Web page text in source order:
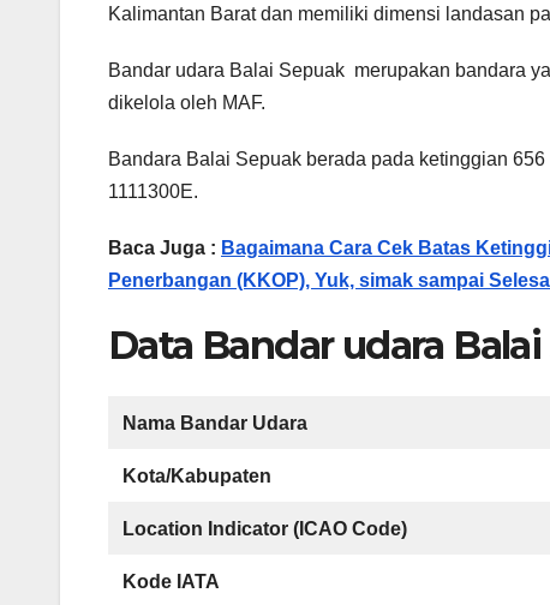
Kalimantan Barat dan memiliki dimensi landasan
Bandar udara Balai Sepuak merupakan bandara
dikelola oleh MAF.
Bandara Balai Sepuak berada pada ketinggian
1111300E.
Baca Juga : Bagaimana Cara Cek Batas
Penerbangan (KKOP), Yuk, simak sampai
Data Bandar udara
Nama Bandar Udara
Kota/Kabupaten
Location Indicator (ICAO Code)
Kode IATA